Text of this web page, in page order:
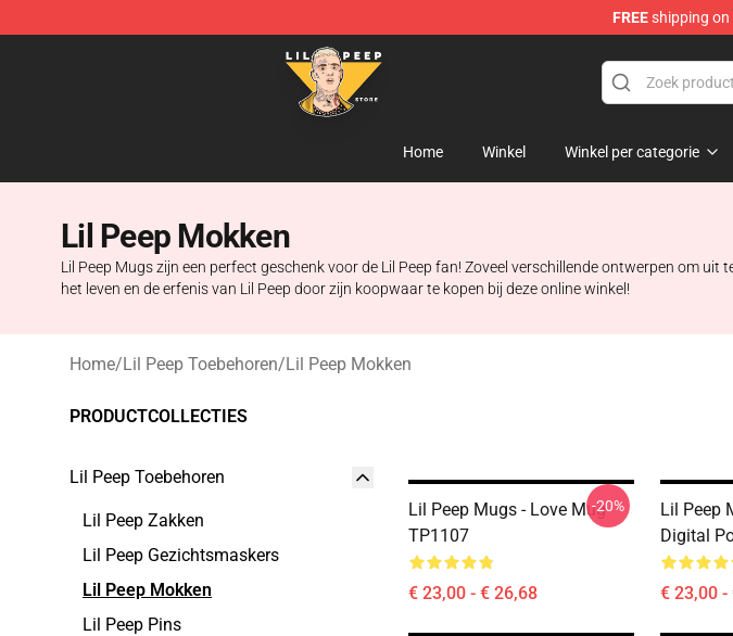
FREEshipping on
Lil Peep Store - Official Lil Peep Merchandise Shop
Home Winkel Winkel per categorie
Lil Peep Mokken
Lil Peep Mugs zijn een perfect geschenk voor de Lil Peep fan! Zoveel verschillende ontwerpen om
het leven en de erfenis van Lil Peep door zijn koopwaar te kopen bij deze online winkel!
Home/Lil Peep Toebehoren/Lil Peep Mokken
PRODUCTCOLLECTIES
Lil Peep Toebehoren
Lil Peep Zakken
Lil Peep Gezichtsmaskers
Lil Peep Mokken
Lil Peep Pins
Lil Peep Mugs - Love Mug
TP1107
€ 23,00 - € 26,68
-20%
Lil Peep
Digital
€ 23,00 -